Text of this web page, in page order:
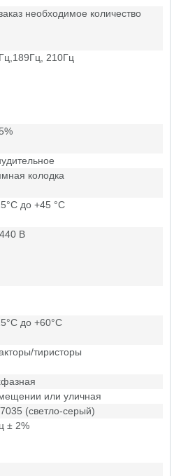
необходимое количество
210Гц
колодка
до +45 °C
В
до +60°C
тиристоры
или уличная
(светло-серый)
± 2%